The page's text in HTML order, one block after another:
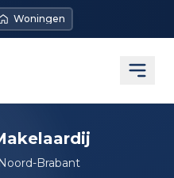
Woningen
Brabant